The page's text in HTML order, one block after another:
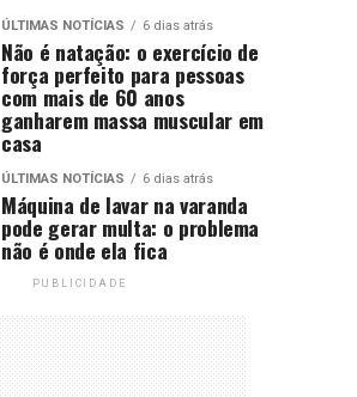
ÚLTIMAS NOTÍCIAS 6 dias atrás
Não é natação: o exercício de
força perfeito para pessoas
com mais de 60 anos
ganharem massa muscular em
casa
ÚLTIMAS NOTÍCIAS 6 dias atrás
Máquina de lavar na varanda
pode gerar multa: o problema
não é onde ela fica
PUBLICIDADE